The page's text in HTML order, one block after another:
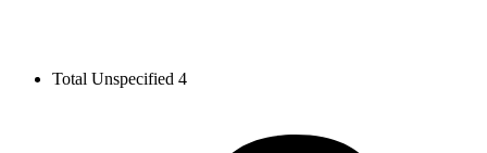
Total Unspecified 4